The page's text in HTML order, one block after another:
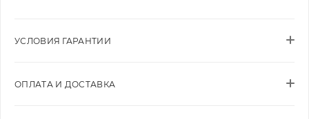
УСЛОВИЯ ГАРАНТИИ
ОПЛАТА И ДОСТАВКА